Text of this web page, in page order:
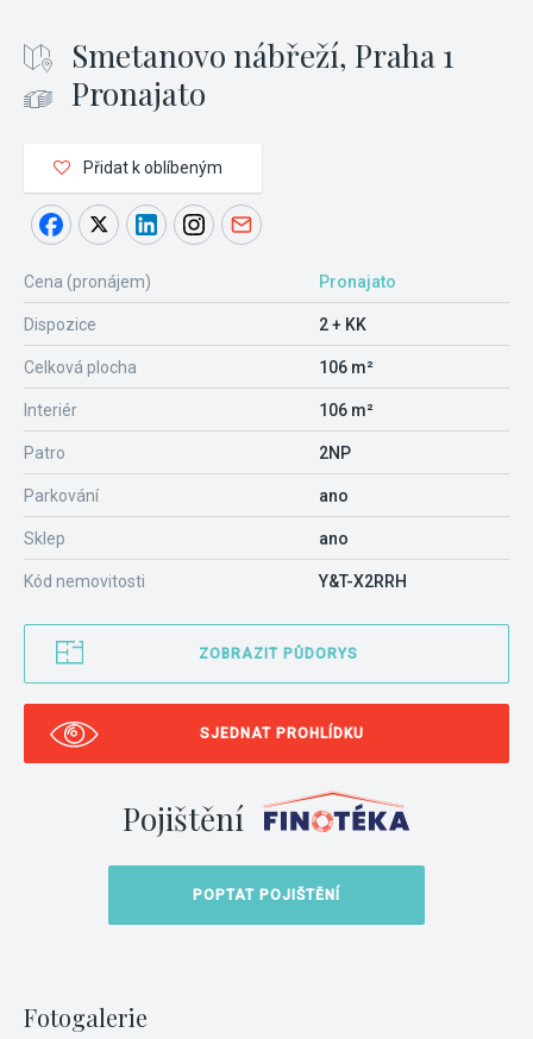
Smetanovo nábřeží, Praha 1
Pronajato
Přidat k oblíbeným
Cena (pronájem) Pronajato
Dispozice 2 + KK
Celková plocha 106 m²
Interiér 106 m²
Patro 2NP
Parkování ano
Sklep ano
Kód nemovitosti Y&T-X2RRH
ZOBRAZIT PŮDORYS
SJEDNAT PROHLÍDKU
Pojištění
POPTAT POJIŠTĚNÍ
Fotogalerie